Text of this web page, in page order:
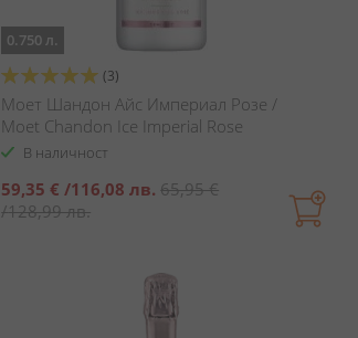
0.750 л.
Оценка:
100%
(3)
Моет Шандон Айс Империал Розе /
Moet Chandon Ice Imperial Rose
В наличност
Специална
цена
59,35 € /116,08 лв. 65,95 €
/128,99 лв.